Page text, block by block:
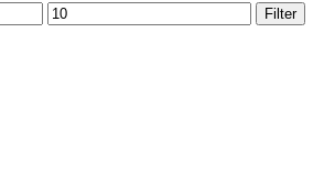
Max
price
Filter